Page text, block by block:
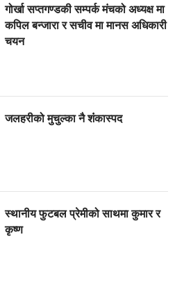
गोर्खा सप्तगण्डकी सम्पर्क मंचको अध्यक्ष मा
कपिल बन्जारा र सचीव मा मानस अधिकारी
चयन
जलहरीको मुचुल्का नै शंंकास्पद
स्थानीय फुटबल प्रेमीको साथमा कुमार र
कृष्ण